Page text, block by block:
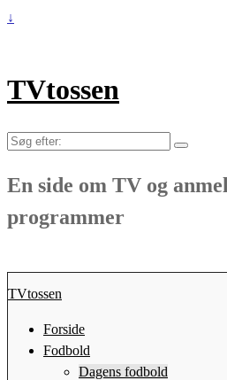
↓
TVtossen
Søg
En side om TV og
programmer
TVtossen
Forside
Fodbold
Dagens fodbold